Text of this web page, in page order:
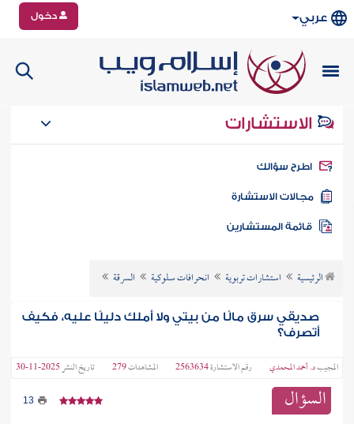
عربي دخول
الاستشارات
سؤالك
الاستشارة
الرئيسية استشارات تربوية انحرافات سلوكية السرقة
صديقي سرق مالًا من بيتي ولا أملك دليلًا عليه، فكيف
أتصرف؟
المجيبد. أحمد المحمدي رقم الاستشارة2563634 المشاهدات279 تاريخ النشر2025-11-30
السؤال 13